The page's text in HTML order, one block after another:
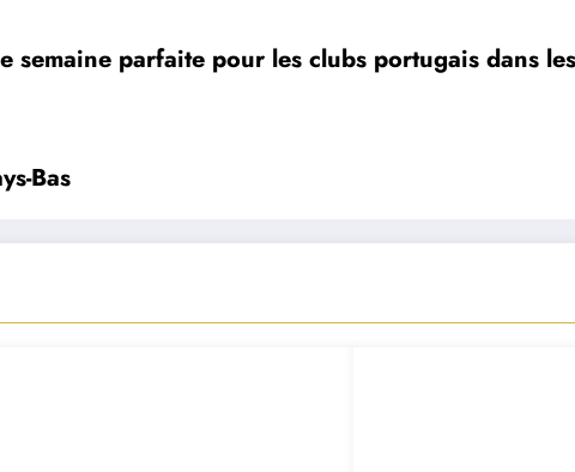
semaine parfaite pour les clubs portugais dans
Bas